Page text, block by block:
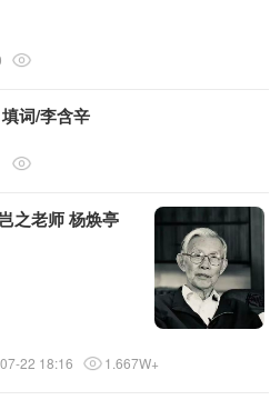
词/李含辛
深恩永志魂梦里 ——追念张岂之老师 杨焕亭
22 18:16 1.667W+